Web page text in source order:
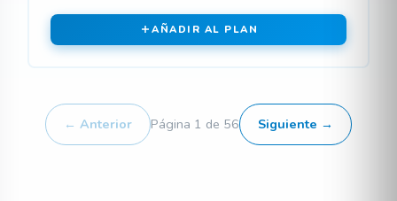
AÑADIR AL PLAN
← Anterior Página 1 de 56 Siguiente →